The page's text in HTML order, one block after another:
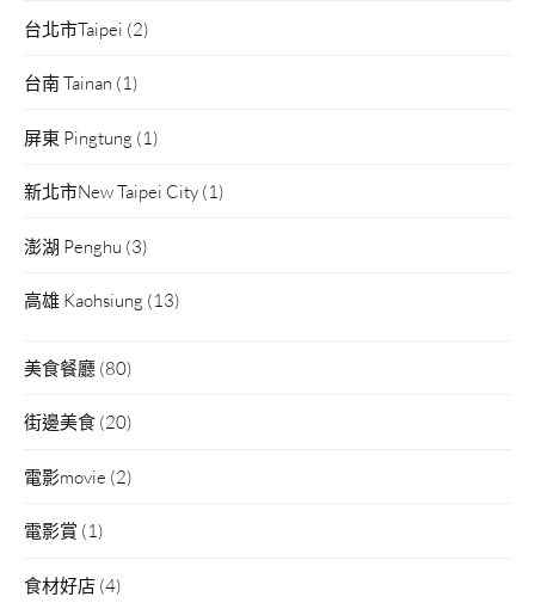
台北市Taipei (2)
台南 Tainan (1)
屏東 Pingtung (1)
新北市New Taipei City (1)
澎湖 Penghu (3)
高雄 Kaohsiung (13)
美食餐廳 (80)
街邊美食 (20)
電影movie (2)
電影賞 (1)
食材好店 (4)